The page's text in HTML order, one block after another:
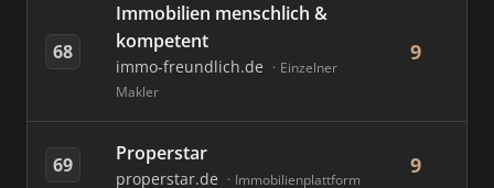
68
Immobilien menschlich &
kompetent
immo-freundlich.de
Einzelner
Makler
9
69 Properstar
properstar.de Immobilienplattform
9